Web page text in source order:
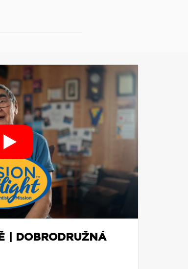
| DOBRODRUŽNÁ